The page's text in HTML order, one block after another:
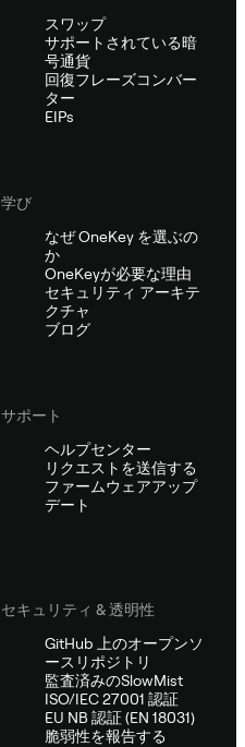
スワップ
サポートされている暗
号通貨
回復フレーズコンバー
ター
EIPs
学び
なぜ OneKey を選ぶの
か
OneKeyが必要な理由
セキュリティ アーキテ
クチャ
ブログ
サポート
ヘルプセンター
リクエストを送信する
ファームウェアアップ
デート
セキュリティ & 透明性
GitHub 上のオープンソ
ースリポジトリ
監査済みのSlowMist
ISO/IEC 27001 認証
EU NB 認証 (EN 18031)
脆弱性を報告する